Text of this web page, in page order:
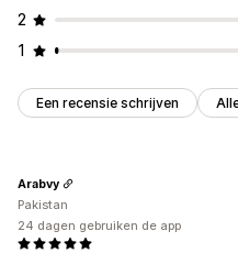
2
1
Een recensie schrijven
Arabvy
Pakistan
24 dagen gebruiken de app